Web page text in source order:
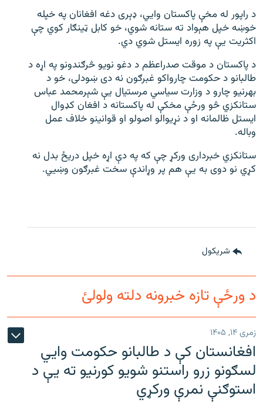
د راپور له مخې پاکستان وایي، ډېری دغه افغانان په خپله
خوښه خپل هېواد ته ستانه شوي، خو کابل ټینګار کوي چې
اکثریت یې په زوره ایستل شوي دي.
د پاکستان د موقت صدراعظم د دغو نویو څرګندونو په اړه د
طالبانو د حکومت چارواکو غبرګون نه دی ښودلی، خو د
بهرنیو چارو د وزارت سیاسي مرستیال یې شېرمحمد عباس
ستانکزي څو ورځې مخکې له پاکستانه د افغان کډوال
ایستل ظالمانه او د نړیوالو اصولو او قوانینو خلاف عمل
وباله.
ستانکزي خبرداری ورکړ چې که په دې اړه خپل دریځ بدل نه
کړي نو دوی به یې هم پر وړاندې سخت غبرګون وښيي.
شريکول
د ورځې تازه خبرونه دلته ولولئ
زمری ۱۴, ۱۴۰۵
افغانستان کې د طالبانو حکومت وايي
لسګونو زرو راستنو شویو کورنیو ته یې د
استوګنې نمرې ورکړي